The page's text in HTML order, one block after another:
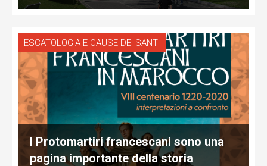
ESCATOLOGIA E CAUSE DEI SANTI
I Protomartiri francescani sono una
pagina importante della storia